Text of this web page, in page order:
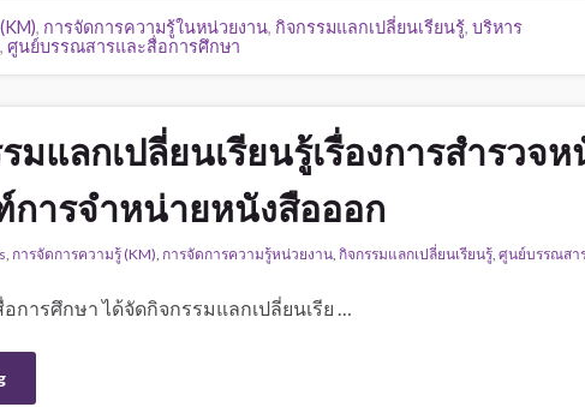
, การจัดการความรู้ในหน่วยงาน, กิจกรรมแลกเปลี่ยนเรียนรู้, บริหาร
, ศูนย์บรรณสารและสื่อการศึกษา
มแลกเปลี่ยนเรียนรู้เรื่องการสำรวจ
ารจำหน่ายหนังสือออก
การจัดการความรู้ (KM) การจัดการความรู้หน่วยงาน กิจกรรมแลกเปลี่ยนเรียนรู้ ศูนย์บรรณสา
ารศึกษา ได้จัดกิจกรรมแลกเปลี่ยนเรีย …